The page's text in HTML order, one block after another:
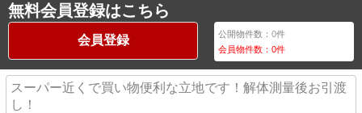
無料会員登録はこちら
会員登録 公開物件数：0件
会員物件数：0件
スーパー近くで買い物便利な立地です！解体測量後お引渡
し！